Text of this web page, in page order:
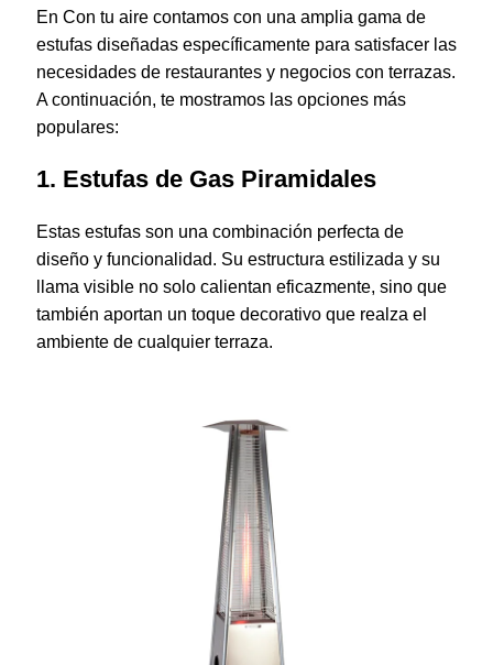
En Con tu aire contamos con una amplia gama de
estufas diseñadas específicamente para satisfacer las
necesidades de restaurantes y negocios con terrazas.
A continuación, te mostramos las opciones más
populares:
1. Estufas de Gas Piramidales
Estas estufas son una combinación perfecta de
diseño y funcionalidad. Su estructura estilizada y su
llama visible no solo calientan eficazmente, sino que
también aportan un toque decorativo que realza el
ambiente de cualquier terraza.